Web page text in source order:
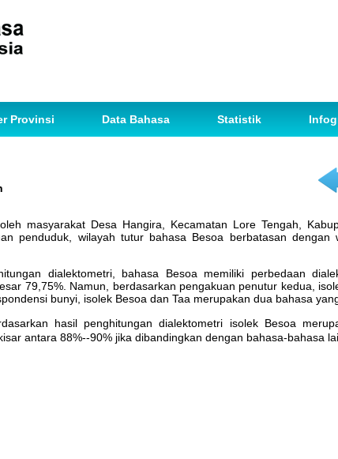
Provinsi Data Bahasa Statistik
masyarakat Desa Hangira, Kecamatan Lore Tengah,
penduduk, wilayah tutur bahasa Besoa berbatasan
dialektometri, bahasa Besoa memiliki perbedaan
79,75%. Namun, berdasarkan pengakuan penutur kedua,
bunyi, isolek Besoa dan Taa merupakan dua bahasa
hasil penghitungan dialektometri isolek Besoa
antara 88%--90% jika dibandingkan dengan bahasa-bahasa